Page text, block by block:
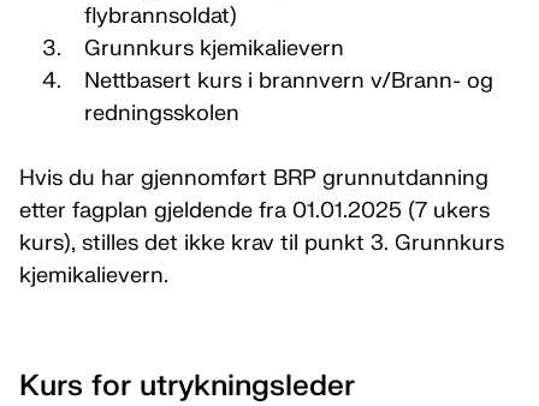
flybrannsoldat)
Grunnkurs kjemikalievern
Nettbasert kurs i brannvern v/Brann- og
redningsskolen
Hvis du har gjennomført BRP grunnutdanning
etter fagplan gjeldende fra 01.01.2025 (7 ukers
kurs), stilles det ikke krav til punkt 3. Grunnkurs
kjemikalievern.
Kurs for utrykningsleder